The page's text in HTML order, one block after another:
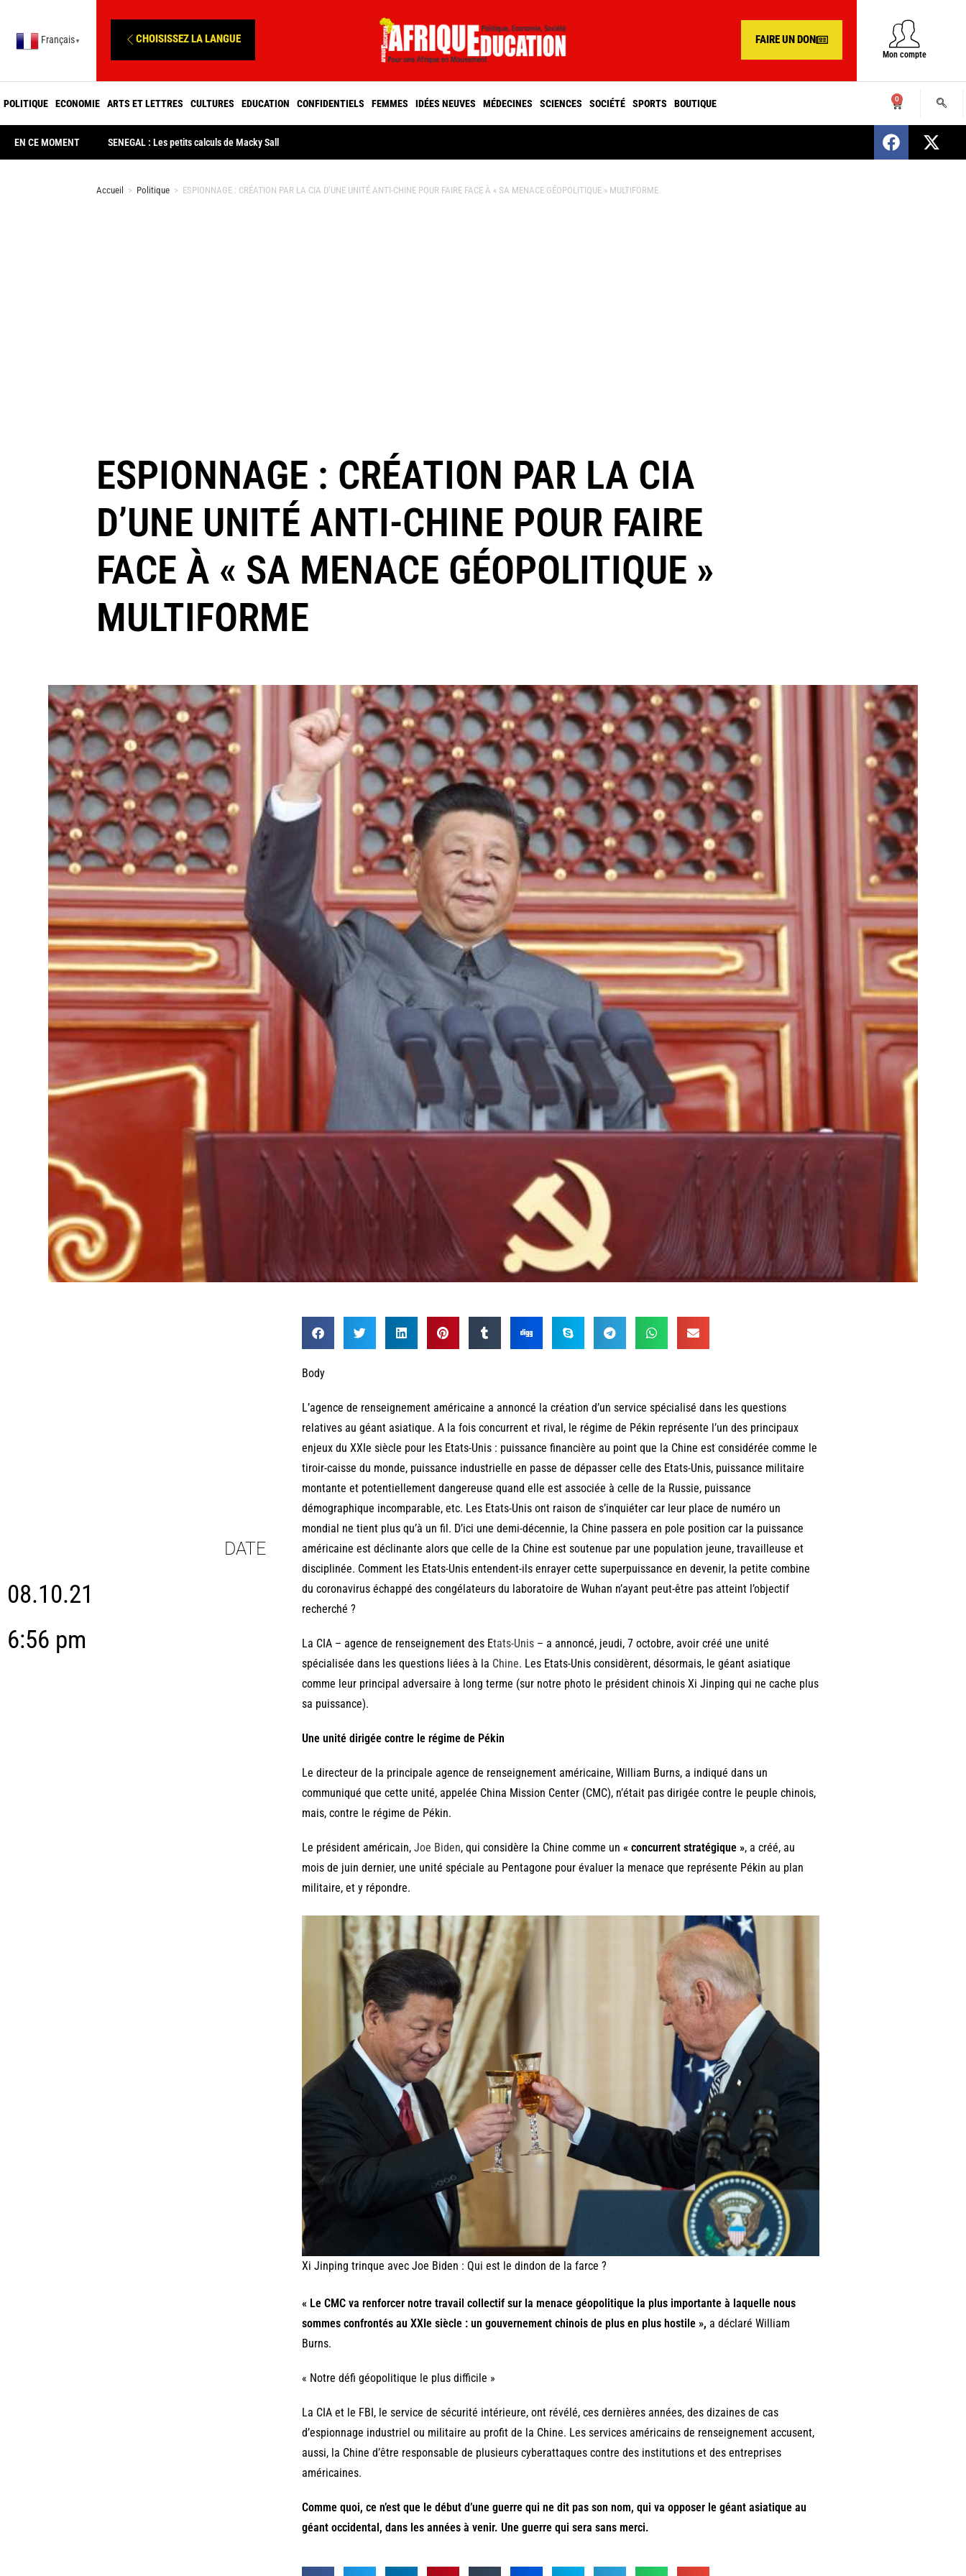
Français ▼ CHOISISSEZ LA LANGUE FAIRE UN DON
Mon compte
POLITIQUE ECONOMIE ARTS ET LETTRES CULTURES EDUCATION CONFIDENTIELS FEMMES IDÉES NEUVES MÉDECINES SCIENCES SOCIÉTÉ SPORTS BOUTIQUE 0
EN CE MOMENT SENEGAL : Les petits calculs de Macky Sall SENEGAL : Nomination d’un nouveau
Accueil > Politique > ESPIONNAGE : CRÉATION PAR LA CIA D’UNE UNITÉ ANTI-CHINE POUR FAIRE FACE À « SA MENACE GÉOPOLITIQUE » MULTIFORME
ESPIONNAGE : CRÉATION PAR LA CIA
D’UNE UNITÉ ANTI-CHINE POUR FAIRE
FACE À « SA MENACE GÉOPOLITIQUE »
MULTIFORME
DATE
08.10.21
6:56 pm
Body
L’agence de renseignement américaine a annoncé la création d’un service spécialisé dans les questions
relatives au géant asiatique. A la fois concurrent et rival, le régime de Pékin représente l’un des principaux
enjeux du XXIe siècle pour les Etats-Unis : puissance financière au point que la Chine est considérée comme le
tiroir-caisse du monde, puissance industrielle en passe de dépasser celle des Etats-Unis, puissance militaire
montante et potentiellement dangereuse quand elle est associée à celle de la Russie, puissance
démographique incomparable, etc. Les Etats-Unis ont raison de s’inquiéter car leur place de numéro un
mondial ne tient plus qu’à un fil. D’ici une demi-décennie, la Chine passera en pole position car la puissance
américaine est déclinante alors que celle de la Chine est soutenue par une population jeune, travailleuse et
disciplinée. Comment les Etats-Unis entendent-ils enrayer cette superpuissance en devenir, la petite combine
du coronavirus échappé des congélateurs du laboratoire de Wuhan n’ayant peut-être pas atteint l’objectif
recherché ?
La CIA – agence de renseignement des Etats-Unis– a annoncé, jeudi, 7 octobre, avoir créé une unité
spécialisée dans les questions liées à la Chine. Les Etats-Unis considèrent, désormais, le géant asiatique
comme leur principal adversaire à long terme (sur notre photo le président chinois Xi Jinping qui ne cache plus
sa puissance).
Une unité dirigée contre le régime de Pékin
Le directeur de la principale agence de renseignement américaine, William Burns, a indiqué dans un
communiqué que cette unité, appelée China Mission Center (CMC), n’était pas dirigée contre le peuple chinois,
mais, contre le régime de Pékin.
Le président américain, Joe Biden, qui considère la Chine comme un « concurrent stratégique », a créé, au
mois de juin dernier, une unité spéciale au Pentagone pour évaluer la menace que représente Pékin au plan
militaire, et y répondre.
Xi Jinping trinque avec Joe Biden : Qui est le dindon de la farce ?
« Le CMC va renforcer notre travail collectif sur la menace géopolitique la plus importante à laquelle nous
sommes confrontés au XXIesiècle : un gouvernement chinois de plus en plus hostile », a déclaré William
Burns.
« Notre défi géopolitique le plus difficile »
La CIA et le FBI, le service de sécurité intérieure, ont révélé, ces dernières années, des dizaines de cas
d’espionnage industriel ou militaire au profit de la Chine. Les services américains de renseignement accusent,
aussi, la Chine d’être responsable de plusieurs cyberattaques contre des institutions et des entreprises
américaines.
Comme quoi, ce n’est que le début d’une guerre qui ne dit pas son nom, qui va opposer le géant asiatique au
géant occidental, dans les années à venir. Une guerre qui sera sans merci.